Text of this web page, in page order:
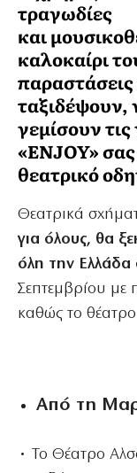
τραγωδίες
και
καλοκαίρι
ταξιδέψουν,
γεμίσουν
«ENJOY»
θεατρικό
Θεατρικά
για όλους, θα
όλη την Ελλάδα
Σεπτεμβρίου με
καθώς το
Από τη
• Το Θέατρο